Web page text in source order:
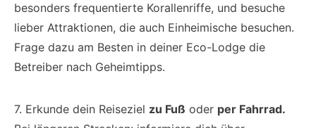
besonders frequentierte Korallenriffe, und besuche
lieber Attraktionen, die auch Einheimische besuchen.
Frage dazu am Besten in deiner Eco-Lodge die
Betreiber nach Geheimtipps.
7. Erkunde dein Reiseziel zu Fuß oder per Fahrrad.